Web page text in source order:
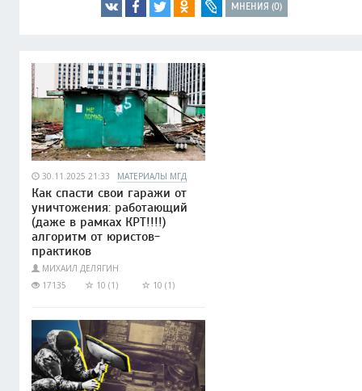
МНЕНИЯ (0)
30.11.2025 21:33 МАТЕРИАЛЫ МГД
Как спасти свои гаражи от
уничтожения: работающий
(даже в рамках КРТ!!!!)
алгоритм от юристов-
практиков
МИХАИЛ ДЕЛЯГИН
17135
10 (1) 10 (1)